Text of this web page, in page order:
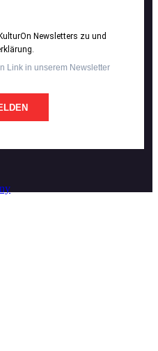
Newsletters zu und
Link in unserem Newsletter